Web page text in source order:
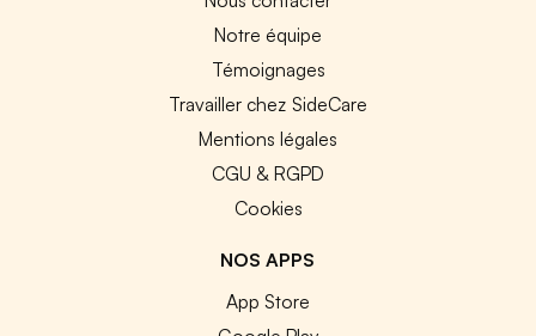
Notre équipe
Témoignages
Travailler chez SideCare
Mentions légales
CGU & RGPD
Cookies
NOS APPS
App Store